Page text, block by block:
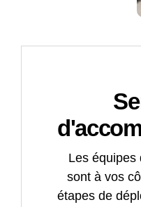
Les équipes
sont à vos
étapes de